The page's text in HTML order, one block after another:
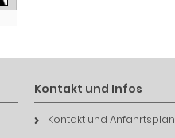
Kontakt und Infos
Kontakt und Anfahrtsplan